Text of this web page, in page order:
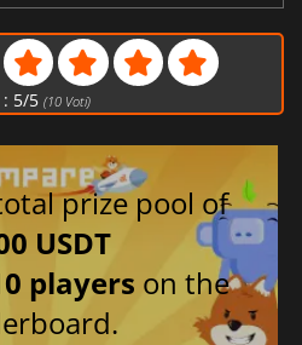
5/5 (10Voti)
prize pool of
USDT
players on the